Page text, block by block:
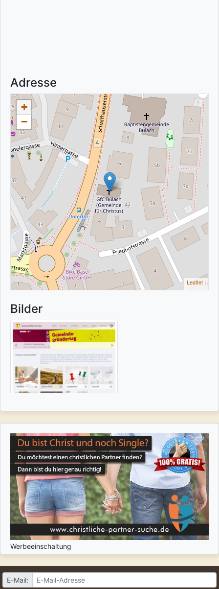
Adresse
+
−
Leaflet|
Bilder
Werbeeinschaltung
E-Mail: